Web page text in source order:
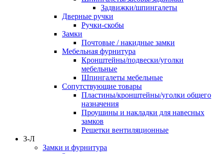
Задвижки/шпингалеты
Дверные ручки
Ручки-скобы
Замки
Почтовые / накидные замки
Мебельная фурнитура
Кронштейны/подвески/уголки
мебельные
Шпингалеты мебельные
Сопутствующие товары
Пластины/кронштейны/уголки общего
назначения
Проушины и накладки для навесных
замков
Решетки вентиляционные
З-Л
Замки и фурнитура